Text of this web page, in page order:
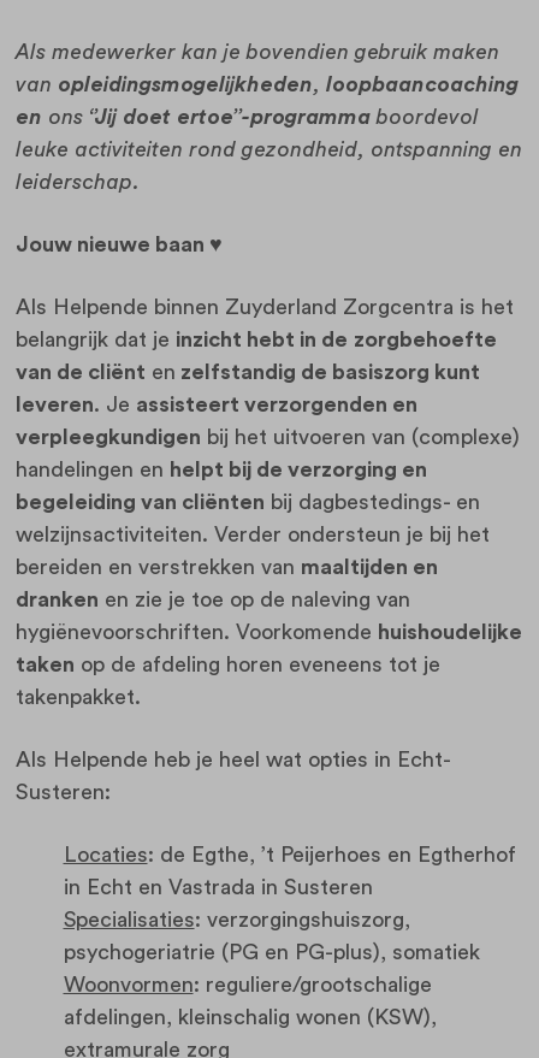
Als medewerker kan je bovendien gebruik maken
van opleidingsmogelijkheden, loopbaancoaching
en ons ‘’Jij doet ertoe’’-programmaboordevol
leuke activiteiten rond gezondheid, ontspanning en
leiderschap.
Jouw nieuwe baan ♥
Als Helpende binnen Zuyderland Zorgcentra is het
belangrijk dat je inzicht hebt in de zorgbehoefte
van de cliënt en zelfstandig de basiszorg kunt
leveren. Je assisteert verzorgenden en
verpleegkundigen bij het uitvoeren van (complexe)
handelingen en helpt bij de verzorging en
begeleiding van cliënten bij dagbestedings- en
welzijnsactiviteiten. Verder ondersteun je bij het
bereiden en verstrekken van maaltijden en
dranken en zie je toe op de naleving van
hygiënevoorschriften. Voorkomende huishoudelijke
taken op de afdeling horen eveneens tot je
takenpakket.
Als Helpende heb je heel wat opties in Echt-
Susteren:
Locaties: de Egthe, ’t Peijerhoes en Egtherhof
in Echt en Vastrada in Susteren
Specialisaties: verzorgingshuiszorg,
psychogeriatrie (PG en PG-plus), somatiek
Woonvormen: reguliere/grootschalige
afdelingen, kleinschalig wonen (KSW),
extramurale zorg